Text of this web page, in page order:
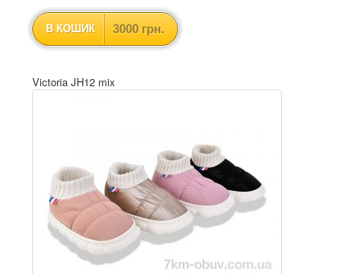
В КОШИК 3000 грн.
Victoria JH12 mix